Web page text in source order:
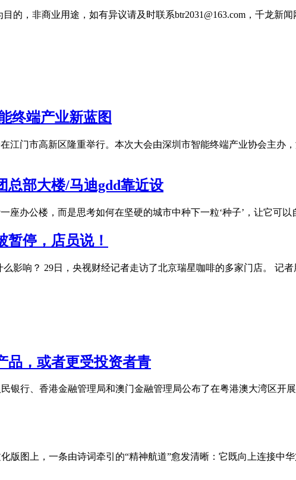
，非商业用途，如有异议请及时联系btr2031@163.com，千龙新闻
终端产业新蓝图
江门市高新区隆重举行。本次大会由深圳市智能终端产业协会主办
总部大楼/马迪gdd靠近设
办公楼，而是思考如何在坚硬的城市中种下一粒‘种子’，让它可
暂停，店员说！
影响？ 29日，央视财经记者走访了北京瑞星咖啡的多家门店。 记
品，或者更受投资者青
行、香港金融管理局和澳门金融管理局公布了在粤港澳大湾区开
图上，一条由诗词牵引的“精神航道”愈发清晰：它既向上连接中